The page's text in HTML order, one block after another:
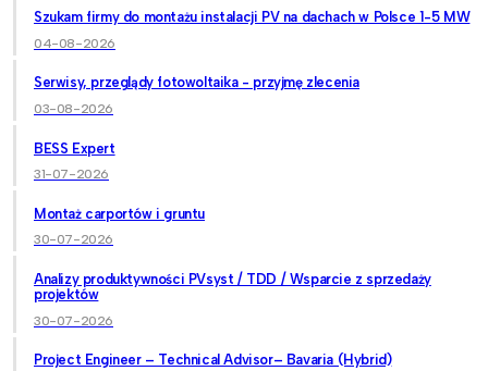
Szukam firmy do montażu instalacji PV na dachach w Polsce 1-5 MW
04-08-2026
Serwisy, przeglądy fotowoltaika - przyjmę zlecenia
03-08-2026
BESS Expert
31-07-2026
Montaż carportów i gruntu
30-07-2026
Analizy produktywności PVsyst / TDD / Wsparcie z sprzedaży
projektów
30-07-2026
Project Engineer – Technical Advisor– Bavaria (Hybrid)